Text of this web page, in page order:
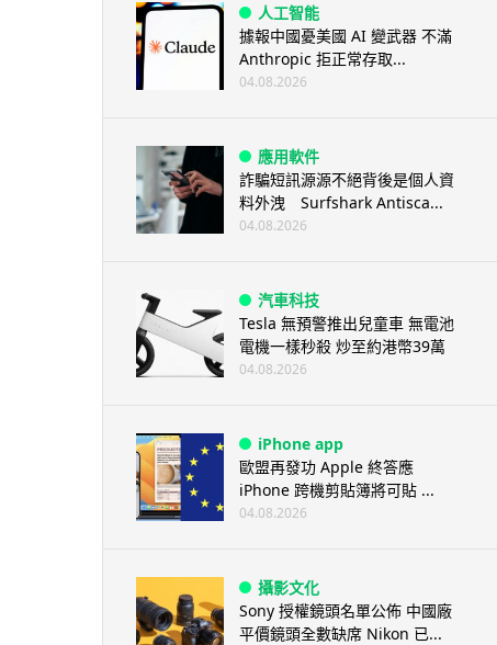
人工智能
據報中國憂美國 AI 變武器 不滿
Anthropic 拒正常存取...
04.08.2026
應用軟件
詐騙短訊源源不絕背後是個人資
料外洩 Surfshark Antisca...
04.08.2026
汽車科技
Tesla 無預警推出兒童車 無電池
電機一樣秒殺 炒至約港幣39萬
04.08.2026
iPhone app
歐盟再發功 Apple 終答應
iPhone 跨機剪貼簿將可貼 ...
04.08.2026
攝影文化
Sony 授權鏡頭名單公佈 中國廠
平價鏡頭全數缺席 Nikon 已...